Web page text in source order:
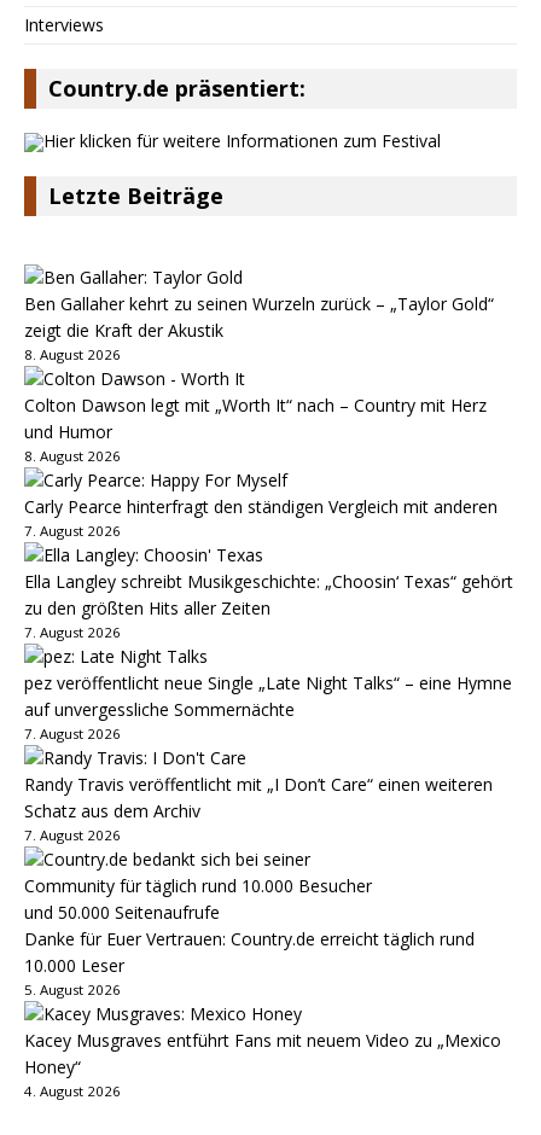
Interviews
Country.de präsentiert:
Letzte Beiträge
Ben Gallaher kehrt zu seinen Wurzeln zurück – „Taylor Gold“
zeigt die Kraft der Akustik
8. August 2026
Colton Dawson legt mit „Worth It“ nach – Country mit Herz
und Humor
8. August 2026
Carly Pearce hinterfragt den ständigen Vergleich mit anderen
7. August 2026
Ella Langley schreibt Musikgeschichte: „Choosin‘ Texas“ gehört
zu den größten Hits aller Zeiten
7. August 2026
pez veröffentlicht neue Single „Late Night Talks“ – eine Hymne
auf unvergessliche Sommernächte
7. August 2026
Randy Travis veröffentlicht mit „I Don’t Care“ einen weiteren
Schatz aus dem Archiv
7. August 2026
Danke für Euer Vertrauen: Country.de erreicht täglich rund
10.000 Leser
5. August 2026
Kacey Musgraves entführt Fans mit neuem Video zu „Mexico
Honey“
4. August 2026